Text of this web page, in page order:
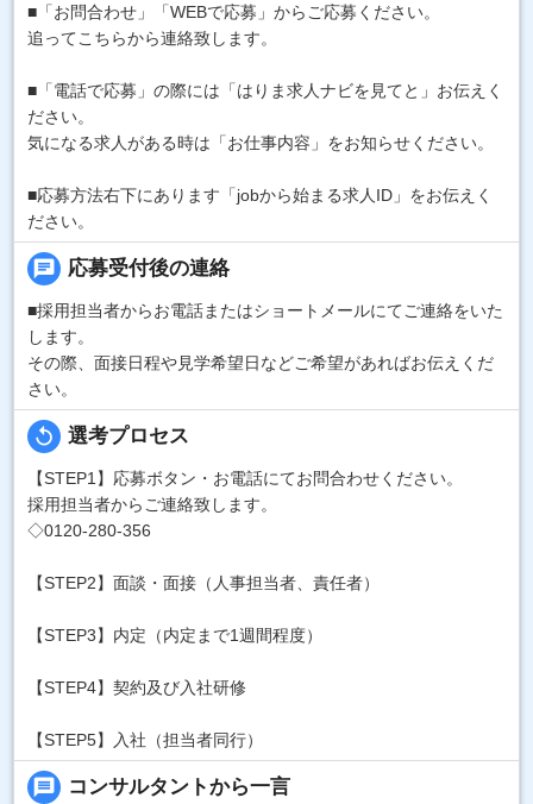
■「お問合わせ」「WEBで応募」からご応募ください。
追ってこちらから連絡致します。
■「電話で応募」の際には「はりま求人ナビを見てと」お伝えく
ださい。
気になる求人がある時は「お仕事内容」をお知らせください。
■応募方法右下にあります「jobから始まる求人ID」をお伝えく
ださい。
chat 応募受付後の連絡
■採用担当者からお電話またはショートメールにてご連絡をいた
します。
その際、面接日程や見学希望日などご希望があればお伝えくだ
さい。
replay 選考プロセス
【STEP1】応募ボタン・お電話にてお問合わせください。
採用担当者からご連絡致します。
◇0120-280-356
【STEP2】面談・面接（人事担当者、責任者）
【STEP3】内定（内定まで1週間程度）
【STEP4】契約及び入社研修
【STEP5】入社（担当者同行）
message コンサルタントから一言